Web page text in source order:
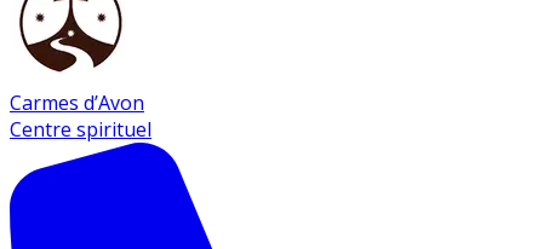
Carmes d’Avon
Centre spirituel